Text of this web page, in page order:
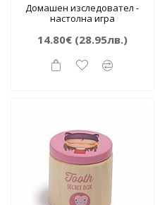
Домашен изследовател -
настолна игра
14.80€(28.95лв.)